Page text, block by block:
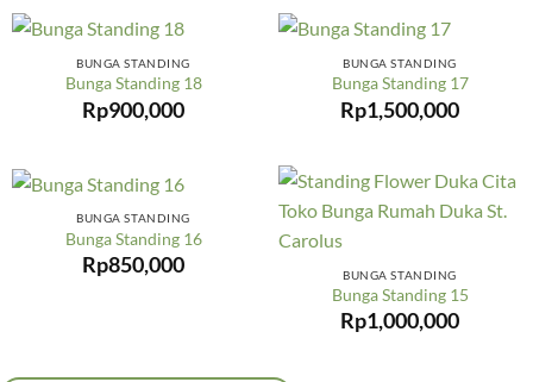
BUNGA STANDING
Bunga Standing 18
Rp900,000
BUNGA STANDING
Bunga Standing 17
Rp1,500,000
BUNGA STANDING
Bunga Standing 16
Rp850,000 BUNGA STANDING
Bunga Standing 15
Rp1,000,000